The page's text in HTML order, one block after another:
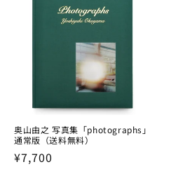
奥山由之 写真集「photographs」
通常版（送料無料）
Regular
¥7,700